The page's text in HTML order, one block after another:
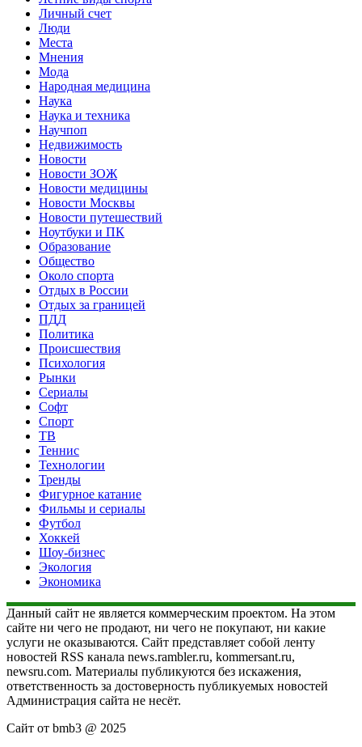
Личный счет
Люди
Места
Мнения
Мода
Народная медицина
Наука
Наука и техника
Научпоп
Недвижимость
Новости
Новости ЗОЖ
Новости медицины
Новости Москвы
Новости путешествий
Ноутбуки и ПК
Образование
Общество
Около спорта
Отдых в России
Отдых за границей
ПДД
Политика
Происшествия
Психология
Рынки
Сериалы
Софт
Спорт
ТВ
Теннис
Технологии
Тренды
Фигурное катание
Фильмы и сериалы
Футбол
Хоккей
Шоу-бизнес
Экология
Экономика
Данный сайт не является коммерческим проектом. На этом
сайте ни чего не продают, ни чего не покупают, ни какие
услуги не оказываются. Сайт представляет собой ленту
новостей RSS канала news.rambler.ru, kommersant.ru,
newsru.com. Материалы публикуются без искажения,
ответственность за достоверность публикуемых новостей
Администрация сайта не несёт.
Сайт от bmb3 @ 2025